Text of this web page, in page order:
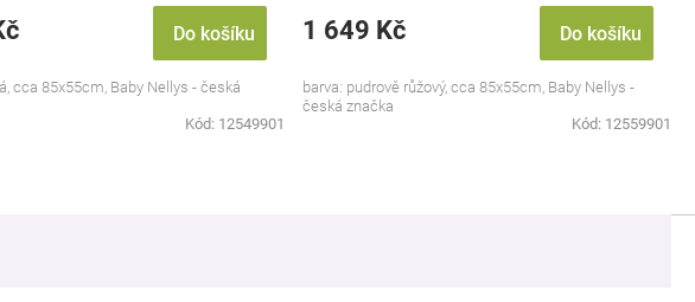
Do košíku
cca 85x55cm, Baby Nellys - česká
Kód: 12549901
1 649 Kč Do košíku
barva: pudrově růžový, cca 85x55cm, Baby Nellys -
česká značka
Kód: 12559901